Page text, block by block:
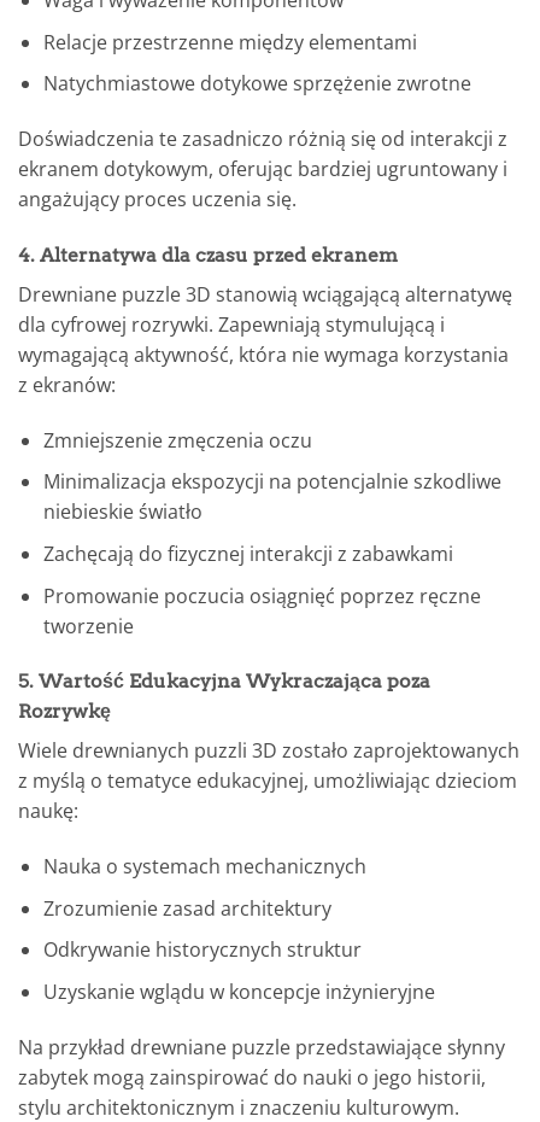
Relacje przestrzenne między elementami
Natychmiastowe dotykowe sprzężenie zwrotne
Doświadczenia te zasadniczo różnią się od interakcji z
ekranem dotykowym, oferując bardziej ugruntowany i
angażujący proces uczenia się.
4. Alternatywa dla czasu przed ekranem
Drewniane puzzle 3D stanowią wciągającą alternatywę
dla cyfrowej rozrywki. Zapewniają stymulującą i
wymagającą aktywność, która nie wymaga korzystania
z ekranów:
Zmniejszenie zmęczenia oczu
Minimalizacja ekspozycji na potencjalnie szkodliwe
niebieskie światło
Zachęcają do fizycznej interakcji z zabawkami
Promowanie poczucia osiągnięć poprzez ręczne
tworzenie
5. Wartość Edukacyjna Wykraczająca poza
Rozrywkę
Wiele drewnianych puzzli 3D zostało zaprojektowanych
z myślą o tematyce edukacyjnej, umożliwiając dzieciom
naukę:
Nauka o systemach mechanicznych
Zrozumienie zasad architektury
Odkrywanie historycznych struktur
Uzyskanie wglądu w koncepcje inżynieryjne
Na przykład drewniane puzzle przedstawiające słynny
zabytek mogą zainspirować do nauki o jego historii,
stylu architektonicznym i znaczeniu kulturowym.